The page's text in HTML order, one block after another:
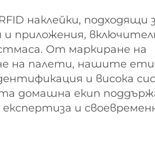
наклейки, подходящи
и приложения,
От маркиране на
на палети, нашите
и висока
домашна екип
и